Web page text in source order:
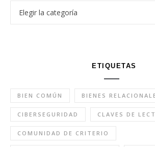
Categorías
ETIQUETAS
BIEN COMÚN BIENES
CIBERSEGURIDAD CLAVES DE
COMUNIDAD DE CRITERIO